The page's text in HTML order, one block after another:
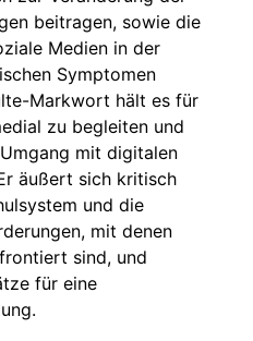
beitragen, sowie die
Medien in der
Symptomen
Markwort hält es für
zu begleiten und
mit digitalen
äußert sich kritisch
und die
mit denen
sind, und
für eine